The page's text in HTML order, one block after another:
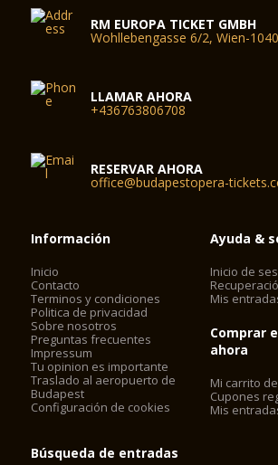
RM EUROPA TICKET GMBH
Wohllebengasse 6/2, Wien-1040
LLAMAR AHORA
+436763806708
RESERVAR AHORA
office@budapestopera-
Información
Inicio
Contacto
Terminos y condiciones
Politica de privacidad
Sobre nosotros
Preguntas frecuentes
Impressum
Tu opinion es importante
Traslado al aeropuerto de
Budapest
Configuración de cookies
Ayuda &
Inicio de
Mis
Comprar
ahora
Mi carrito
Cupones
Mis
Búsqueda de entradas